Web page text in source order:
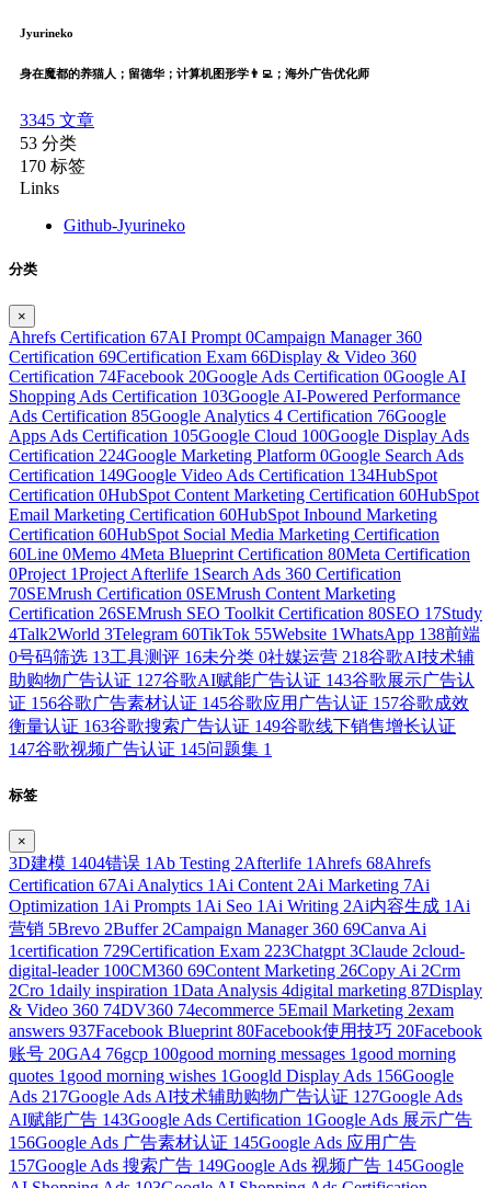
Jyurineko
身在魔都的养猫人；留德华；计算机图形学👨‍💻；海外广告优化师
3345 文章
53 分类
170 标签
Links
Github-Jyurineko
分类
×
Ahrefs Certification 67AI Prompt 0Campaign Manager 360
Certification 69Certification Exam 66Display & Video 360
Certification 74Facebook 20Google Ads Certification 0Google AI
Shopping Ads Certification 103Google AI-Powered Performance
Ads Certification 85Google Analytics 4 Certification 76Google
Apps Ads Certification 105Google Cloud 100Google Display Ads
Certification 224Google Marketing Platform 0Google Search Ads
Certification 149Google Video Ads Certification 134HubSpot
Certification 0HubSpot Content Marketing Certification 60HubSpot
Email Marketing Certification 60HubSpot Inbound Marketing
Certification 60HubSpot Social Media Marketing Certification
60Line 0Memo 4Meta Blueprint Certification 80Meta Certification
0Project 1Project Afterlife 1 Search Ads 360 Certification
70SEMrush Certification 0SEMrush Content Marketing
Certification 26SEMrush SEO Toolkit Certification 80SEO 17Study
4Talk2World 3Telegram 60TikTok 55Website 1WhatsApp 138前端
0号码筛选 13工具测评 16未分类 0社媒运营 218谷歌AI技术辅
助购物广告认证 127谷歌AI赋能广告认证 143谷歌展示广告认
证 156谷歌广告素材认证 145谷歌应用广告认证 157谷歌成效
衡量认证 163谷歌搜索广告认证 149谷歌线下销售增长认证
147谷歌视频广告认证 145问题集 1
标签
×
3D建模 1404错误 1 Ab Testing 2Afterlife 1 Ahrefs 68Ahrefs
Certification 67Ai Analytics 1 Ai Content 2Ai Marketing 7Ai
Optimization 1 Ai Prompts 1 Ai Seo 1 Ai Writing 2Ai内容生成 1 Ai
营销 5Brevo 2Buffer 2Campaign Manager 360 69Canva Ai
1certification 729Certification Exam 223Chatgpt 3Claude 2cloud-
digital-leader 100CM360 69Content Marketing 26Copy Ai 2Crm
2Cro 1daily inspiration 1Data Analysis 4digital marketing 87Display
& Video 360 74DV360 74ecommerce 5Email Marketing 2exam
answers 937Facebook Blueprint 80Facebook使用技巧 20Facebook
账号 20GA4 76gcp 100good morning messages 1 good morning
quotes 1 good morning wishes 1Googld Display Ads 156Google
Ads 217Google Ads AI技术辅助购物广告认证 127Google Ads
AI赋能广告 143Google Ads Certification 1Google Ads 展示广告
156Google Ads 广告素材认证 145Google Ads 应用广告
157Google Ads 搜索广告 149Google Ads 视频广告 145Google